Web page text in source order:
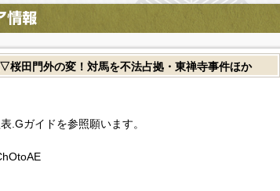
桜田門外の変！対馬を不法占拠・東禅寺事件ほか
.Gガイドを参照願います。